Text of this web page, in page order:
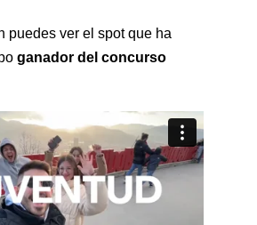
puedes ver el spot que ha
ganador del concurso